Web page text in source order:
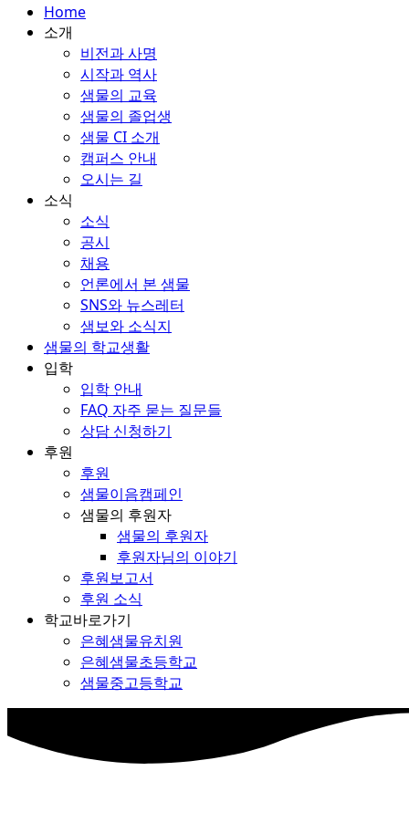
Home
소개
비전과 사명
시작과 역사
샘물의 교육
샘물의 졸업생
샘물 CI 소개
캠퍼스 안내
오시는 길
소식
소식
공시
채용
언론에서 본 샘물
SNS와 뉴스레터
샘보와 소식지
샘물의 학교생활
입학
입학 안내
FAQ 자주 묻는 질문들
상담 신청하기
후원
후원
샘물이음캠페인
샘물의 후원자
샘물의 후원자
후원자님의 이야기
후원보고서
후원 소식
학교바로가기
은혜샘물유치원
은혜샘물초등학교
샘물중고등학교